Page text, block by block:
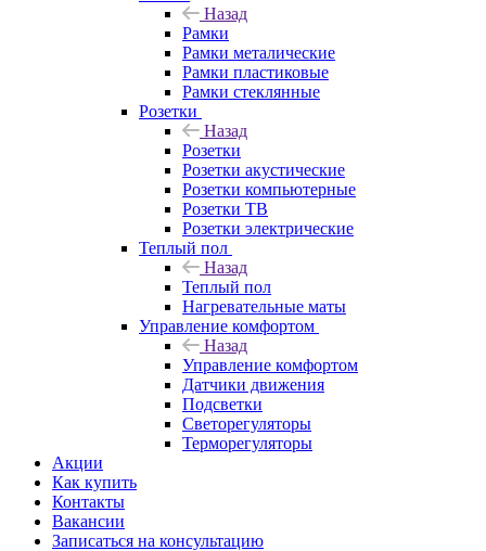
Назад
Рамки
Рамки металические
Рамки пластиковые
Рамки стеклянные
Розетки
Назад
Розетки
Розетки акустические
Розетки компьютерные
Розетки ТВ
Розетки электрические
Теплый пол
Назад
Теплый пол
Нагревательные маты
Управление комфортом
Назад
Управление комфортом
Датчики движения
Подсветки
Светорегуляторы
Терморегуляторы
Акции
Как купить
Контакты
Вакансии
Записаться на консультацию